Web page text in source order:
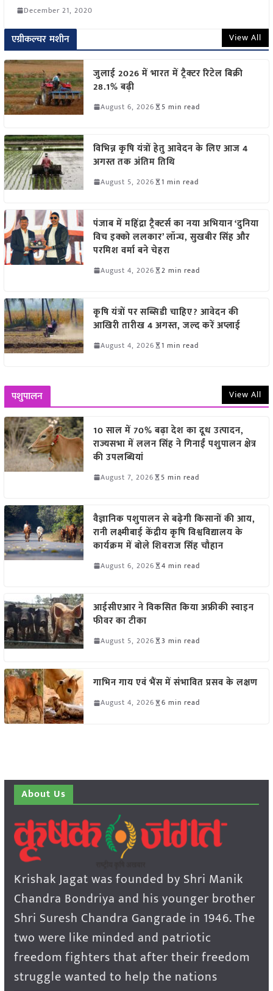
December 21, 2020
एग्रीकल्चर मशीन View All
जुलाई 2026 में भारत में ट्रैक्टर रिटेल बिक्री
28.1% बढ़ी
August 6, 2026 5 min read
विभिन्न कृषि यंत्रों हेतु आवेदन के लिए आज 4
अगस्त तक अंतिम तिथि
August 5, 2026 1 min read
पंजाब में महिंद्रा ट्रैक्टर्स का नया अभियान ‘दुनिया
विच इक्को ललकार’ लॉन्च, सुखबीर सिंह और
परमिश वर्मा बने चेहरा
August 4, 2026 2 min read
कृषि यंत्रों पर सब्सिडी चाहिए? आवेदन की
आखिरी तारीख 4 अगस्त, जल्द करें अप्लाई
August 4, 2026 1 min read
पशुपालन View All
10 साल में 70% बढ़ा देश का दूध उत्पादन,
राज्यसभा में ललन सिंह ने गिनाईं पशुपालन क्षेत्र
की उपलब्धियां
August 7, 2026 5 min read
वैज्ञानिक पशुपालन से बढ़ेगी किसानों की आय,
रानी लक्ष्मीबाई केंद्रीय कृषि विश्वविद्यालय के
कार्यक्रम में बोले शिवराज सिंह चौहान
August 6, 2026 4 min read
आईसीएआर ने विकसित किया अफ्रीकी स्वाइन
फीवर का टीका
August 5, 2026 3 min read
गाभिन गाय एवं भैंस में संभावित प्रसव के लक्षण
August 4, 2026 6 min read
About Us
Krishak Jagat was founded by Shri Manik
Chandra Bondriya and his younger brother
Shri Suresh Chandra Gangrade in 1946. The
two were like minded and patriotic
freedom fighters that after their freedom
struggle wanted to help the nations